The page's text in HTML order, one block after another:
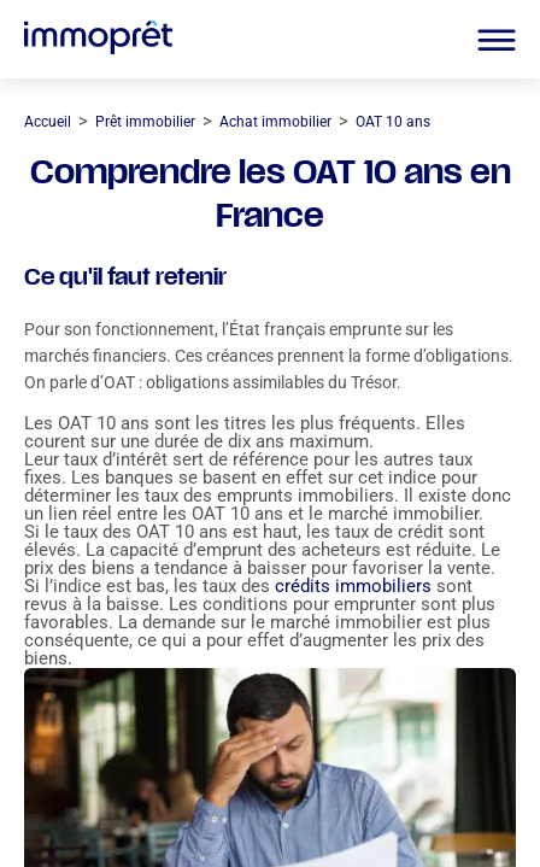
Accueil > Prêt immobilier > Achat immobilier > OAT 10 ans
Comprendre les OAT 10 ans en
France
Ce qu'il faut retenir
Pour son fonctionnement, l’État français emprunte sur les
marchés financiers. Ces créances prennent la forme d’obligations.
On parle d’OAT : obligations assimilables du Trésor.
Les OAT 10 ans sont les titres les plus fréquents. Elles
courent sur une durée de dix ans maximum.
Leur taux d’intérêt sert de référence pour les autres taux
fixes. Les banques se basent en effet sur cet indice pour
déterminer les taux des emprunts immobiliers. Il existe donc
un lien réel entre les OAT 10 ans et le marché immobilier.
Si le taux des OAT 10 ans est haut, les taux de crédit sont
élevés. La capacité d’emprunt des acheteurs est réduite. Le
prix des biens a tendance à baisser pour favoriser la vente.
Si l’indice est bas, les taux des crédits immobiliers sont
revus à la baisse. Les conditions pour emprunter sont plus
favorables. La demande sur le marché immobilier est plus
conséquente, ce qui a pour effet d’augmenter les prix des
biens.